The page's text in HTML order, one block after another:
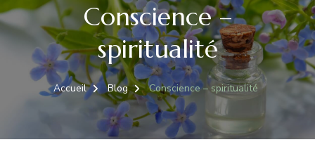
Conscience –
spiritualité
Accueil Blog Conscience – spiritualité